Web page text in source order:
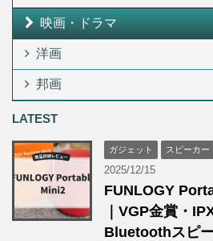
映画・ドラマ
洋画
邦画
LATEST
ガジェット スピーカー
2025/12/15
FUNLOGY
｜VGP金賞・
Bluetoothスピ